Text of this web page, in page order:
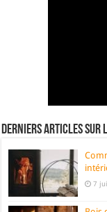
Derniers articles sur
7